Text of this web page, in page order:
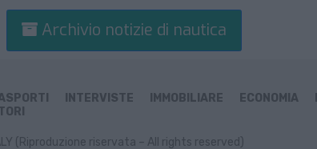
Archivio notizie di nautica
INTERVISTE IMMOBILIARE ECONOMIA
(Riproduzione riservata – All rights reserved)